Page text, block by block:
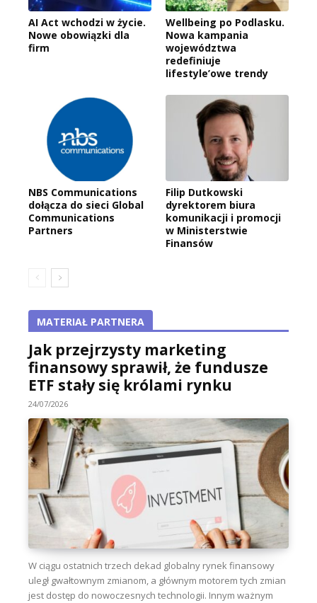
AI Act wchodzi w życie.
Nowe obowiązki dla
firm
Wellbeing po Podlasku.
Nowa kampania
województwa
redefiniuje
lifestyle’owe trendy
NBS Communications
dołącza do sieci Global
Communications
Partners
Filip Dutkowski
dyrektorem biura
komunikacji i promocji
w Ministerstwie
Finansów
MATERIAŁ PARTNERA
Jak przejrzysty marketing
finansowy sprawił, że fundusze
ETF stały się królami rynku
24/07/2026
W ciągu ostatnich trzech dekad globalny rynek finansowy
uległ gwałtownym zmianom, a głównym motorem tych zmian
jest dostęp do nowoczesnych technologii. Innym ważnym